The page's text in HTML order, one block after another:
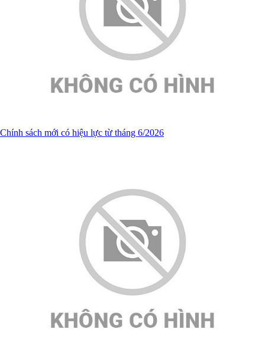
Chính sách mới có hiệu lực từ tháng 6/2026